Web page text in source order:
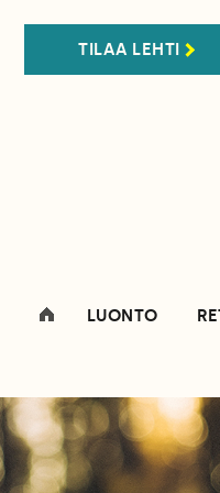
TILAA LEHTI
LUONTO